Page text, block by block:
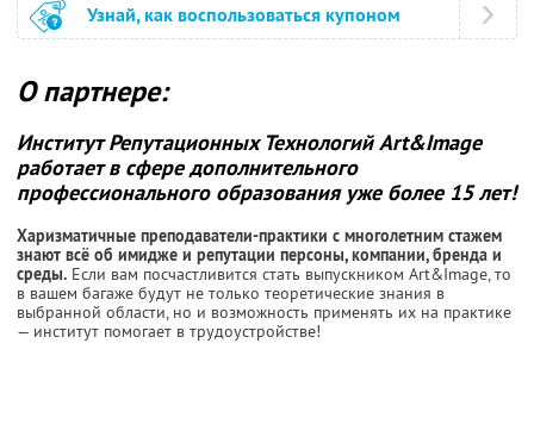
Узнай, как воспользоваться купоном
О партнере:
Институт Репутационных Технологий Art&Image
работает в сфере дополнительного
профессионального образования уже более 15 лет!
Харизматичные преподаватели-практики с многолетним стажем
знают всё об имидже и репутации персоны, компании, бренда и
среды. Если вам посчастливится стать выпускником Art&Image, то
в вашем багаже будут не только теоретические знания в
выбранной области, но и возможность применять их на практике
— институт помогает в трудоустройстве!